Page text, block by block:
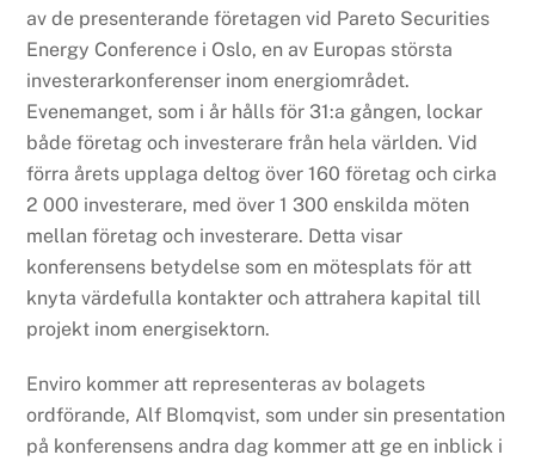
av de presenterande företagen vid Pareto Securities
Energy Conference i Oslo, en av Europas största
investerarkonferenser inom energiområdet.
Evenemanget, som i år hålls för 31:a gången, lockar
både företag och investerare från hela världen. Vid
förra årets upplaga deltog över 160 företag och cirka
2 000 investerare, med över 1 300 enskilda möten
mellan företag och investerare. Detta visar
konferensens betydelse som en mötesplats för att
knyta värdefulla kontakter och attrahera kapital till
projekt inom energisektorn.
Enviro kommer att representeras av bolagets
ordförande, Alf Blomqvist, som under sin presentation
på konferensens andra dag kommer att ge en inblick i